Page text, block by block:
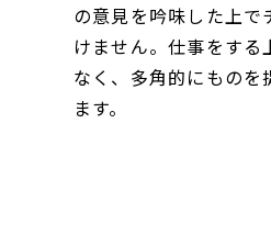
の意見を吟味した上
けません。仕事をす
なく、多角的にもの
ます。